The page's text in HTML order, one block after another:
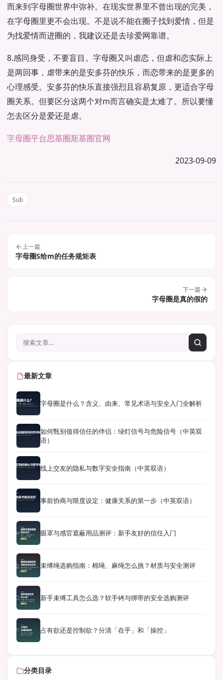
而来到字母圈世界中弥补。在现实世界里不曾出现的完美，
在字母圈里更不会出现。不是说不能在圈子找到爱情，但是
为找爱情而进圈的，我建议还是去珍爱网靠谱。
8.感同身受，不要盲目。字母圈又叫虐恋，但虐和恋实际上
是两回事，虐带来的是安多芬的快乐，而恋带来的是更多的
心理感受。安多芬的快乐直接强烈且容易复原，更适合字母
圈关系。但要区分这两个对m而言确实是太难了。所以要懂
怎去区分是爱还是虐。
字母圈平台思慕圈斯慕圈官网
2023-09-09
Sub
上一篇
字母圈S给m的任务规矩表
下一篇
字母圈是真的假的
最新文章
字母圈是什么？含义、由来、常见术语与安全入门全解析
如何甄别值得信任的伴侣：绿灯信号与危险信号（中英双
语）
线上交友的隐私与数字安全指南（中英双语）
事前协商与限度设定：健康关系的第一步（中英双语）
眼罩与感官遮蔽用品测评：新手友好的信任入门
束缚绳选购指南：棉绳、麻绳怎么挑？材质与安全测评
新手束缚工具怎么选？软手铐与绑带的安全选购测评
占有欲还是控制欲？分清「在乎」和「操控」
分类目录